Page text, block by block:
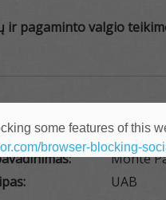
ir pagaminto valgio
Monte
UAB
some features of this
browser-blocking-